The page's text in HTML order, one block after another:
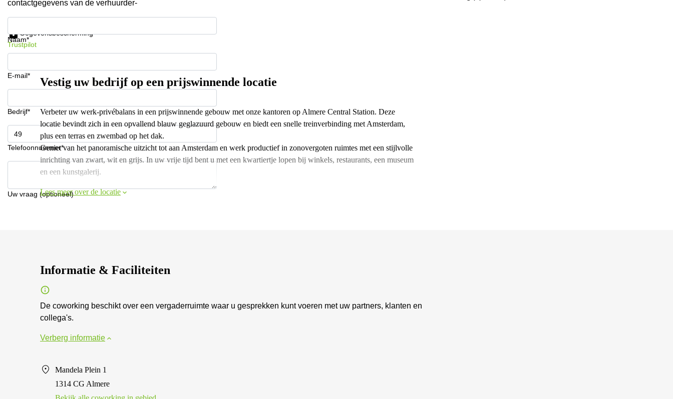
contactgegevens van de verhuurder-
Naam*
E-mail*
Bedrijf*
Telefoonnummer*
Uw vraag (optioneel)
Gegevensbescherming
Trustpilot
Vestig uw bedrijf op een prijswinnende locatie
Verbeter uw werk-privébalans in een prijswinnende gebouw met onze kantoren op Almere Central Station. Deze
locatie bevindt zich in een opvallend blauw geglazuurd gebouw en biedt een snelle treinverbinding met Amsterdam,
plus een terras en zwembad op het dak.
Geniet van het panoramische uitzicht tot aan Amsterdam en werk productief in zonovergoten ruimtes met een stijlvolle
inrichting van zwart, wit en grijs. In uw vrije tijd bent u met een kwartiertje lopen bij winkels, restaurants, een museum
en een kunstgalerij.
Lees meer over de locatie
Informatie & Faciliteiten
De coworking beschikt over een vergaderruimte waar u gesprekken kunt voeren met uw partners, klanten en
collega's.
Verberg informatie
Mandela Plein 1
1314 CG Almere